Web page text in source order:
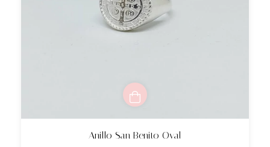
Anillo San Benito Oval